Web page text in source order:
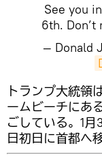
See you
6th.
— Donald
トランプ大統領
ームビーチにあ
ごしている。1
日初日に首都へ